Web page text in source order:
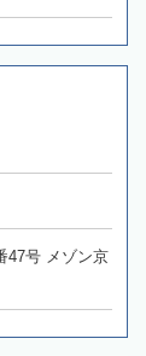
47号 メゾン京